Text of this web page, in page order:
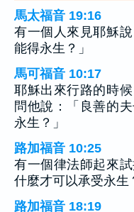
馬太福音 19:16
有一個人來見耶穌
能得永生？」
馬可福音 10:17
耶穌出來行路的時
問他說：「良善的
永生？」
路加福音 10:25
有一個律法師起來
什麼才可以承受永生
路加福音 18:19